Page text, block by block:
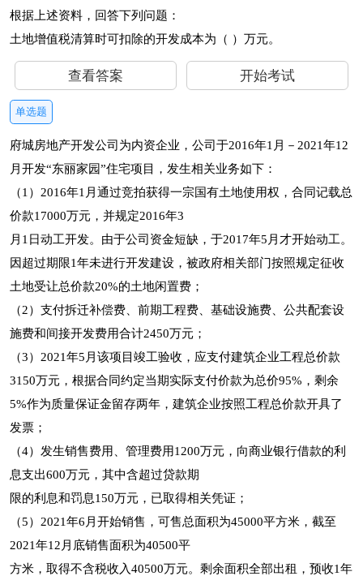
根据上述资料，回答下列问题：
土地增值税清算时可扣除的开发成本为（ ）万元。
查看答案 开始考试
单选题
府城房地产开发公司为内资企业，公司于2016年1月－2021年12
月开发“东丽家园”住宅项目，发生相关业务如下：
（1）2016年1月通过竞拍获得一宗国有土地使用权，合同记载总
价款17000万元，并规定2016年3
月1日动工开发。由于公司资金短缺，于2017年5月才开始动工。
因超过期限1年未进行开发建设，被政府相关部门按照规定征收
土地受让总价款20%的土地闲置费；
（2）支付拆迁补偿费、前期工程费、基础设施费、公共配套设
施费和间接开发费用合计2450万元；
（3）2021年5月该项目竣工验收，应支付建筑企业工程总价款
3150万元，根据合同约定当期实际支付价款为总价95%，剩余
5%作为质量保证金留存两年，建筑企业按照工程总价款开具了
发票；
（4）发生销售费用、管理费用1200万元，向商业银行借款的利
息支出600万元，其中含超过贷款期
限的利息和罚息150万元，已取得相关凭证；
（5）2021年6月开始销售，可售总面积为45000平方米，截至
2021年12月底销售面积为40500平
方米，取得不含税收入40500万元。剩余面积全部出租，预收1年